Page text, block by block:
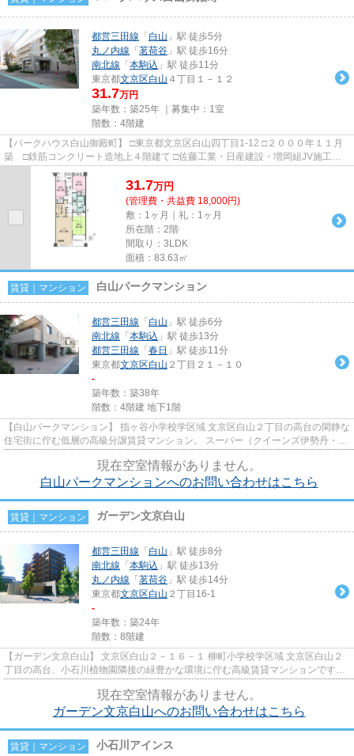
都営三田線 「 白山 」駅 徒歩5分
丸ノ内線 「 茗荷谷 」駅 徒歩16分
南北線 「 本駒込 」駅 徒歩11分
東京都文京区白山 ４丁目１－１２
31.7万円
築年数：築25年 ｜募集中： 1室
階数：4階建
【パークハウス白山御殿町】 □東京都文京区白山四丁目1-12 □２０００年１１月
築 □鉄筋コンクリート造地上４階建て □佐藤工業・日産建設・増岡組JV施工 □
三菱地所・日新建物旧分譲...
31.7万円
(管理費・共益費 18,000円)
敷：1ヶ月｜礼：1ヶ月
所在階：2階
間取り：3LDK
面積：83.63㎡
賃貸｜マンション 白山パークマンション
都営三田線 「 白山 」駅 徒歩6分
南北線 「 本駒込 」駅 徒歩13分
都営三田線 「 春日 」駅 徒歩11分
東京都文京区白山 ２丁目２１－１０
-
築年数：築38年
階数：4階建 地下1階
【白山パークマンション】 指ヶ谷小学校学区域 文京区白山２丁目の高台の閑静な
住宅街に佇む低層の高級分譲賃貸マンション。 スーパー（クイーンズ伊勢丹・コ
現在空室情報がありません。
白山パークマンションへのお問い合わせはこちら
賃貸｜マンション ガーデン文京白山
都営三田線 「 白山 」駅 徒歩8分
南北線 「 本駒込 」駅 徒歩13分
丸ノ内線 「 茗荷谷 」駅 徒歩14分
東京都文京区白山 ２丁目16-1
-
築年数：築24年
階数：8階建
【ガーデン文京白山】 文京区白山２－１６－１ 柳町小学校学区域 文京区白山２
丁目の高台、小石川植物園隣接の緑豊かな環境に佇む高級賃貸マンションです。
現在空室情報がありません。
ガーデン文京白山へのお問い合わせはこちら
賃貸｜マンション 小石川アインス